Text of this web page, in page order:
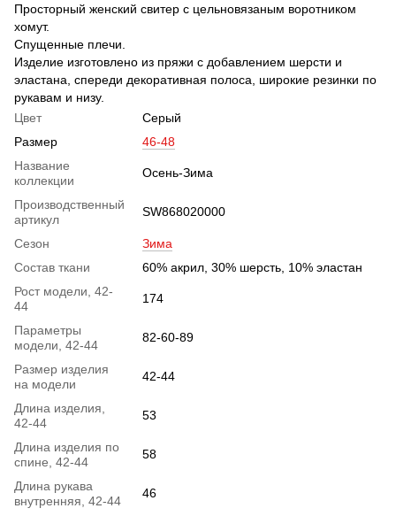
Просторный женский свитер с цельновязаным воротником
хомут.
Спущенные плечи.
Изделие изготовлено из пряжи с добавлением шерсти и
эластана, спереди декоративная полоса, широкие резинки по
рукавам и низу.
Цвет
Серый
Размер
46-48
Название
коллекции
Осень-Зима
Производственный
артикул
SW868020000
Сезон
Зима
Состав ткани
60% акрил, 30% шерсть, 10% эластан
Рост модели, 42-
44
174
Параметры
модели, 42-44
82-60-89
Размер изделия
на модели
42-44
Длина изделия,
42-44
53
Длина изделия по
спине, 42-44
58
Длина рукава
внутренняя, 42-44
46